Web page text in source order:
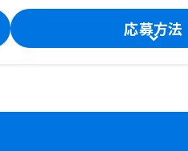
応募方法